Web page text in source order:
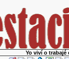
Yo viví o trabajé